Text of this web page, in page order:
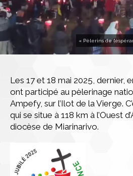
« Pèlerins de
Les 17 et 18 mai 2025, dernier,
ont participé au pèlerinage
Ampefy, sur l’Ilot de la Vierge.
qui se situe à 118 km à l’Ouest
diocèse de Miarinarivo.